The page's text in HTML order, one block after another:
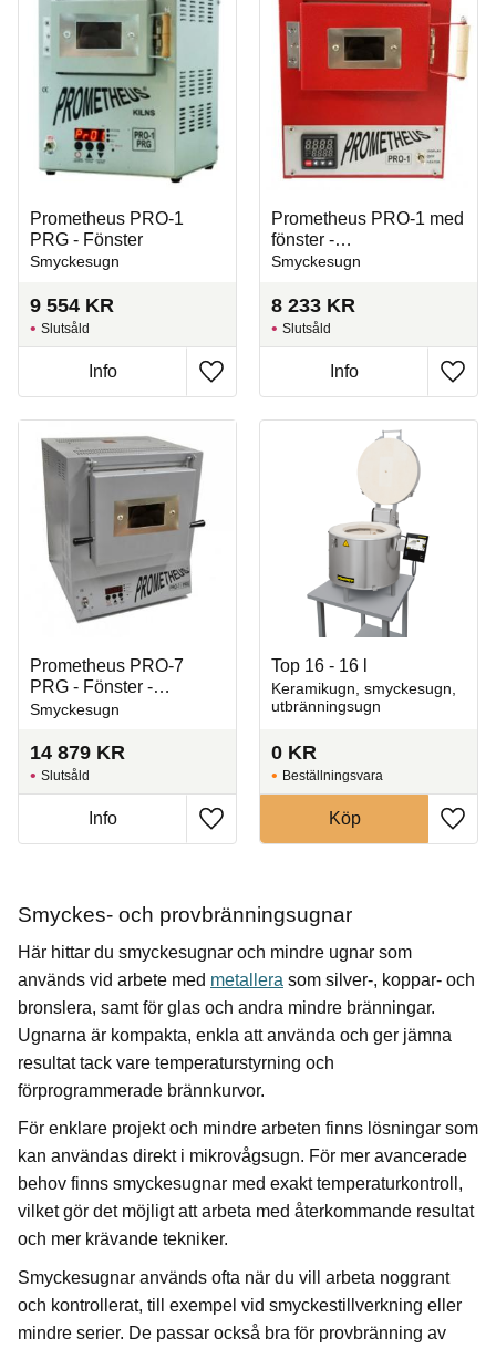
Prometheus PRO-1
PRG - Fönster
Smyckesugn
9 554 KR
Lägg till i favoriter
Slutsåld
Info
Prometheus PRO-1 med
fönster -
beställningsvara
Smyckesugn
8 233 KR
Lägg
Slutsåld
Info
Prometheus PRO-7
PRG - Fönster -
Beställningsvara
Smyckesugn
14 879 KR
Lägg till i favoriter
Slutsåld
Info
Top 16 - 16 l
Keramikugn, smyckesugn,
utbränningsugn
0 KR
Lägg
Beställningsvara
Köp
Smyckes- och provbränningsugnar
Här hittar du smyckesugnar och mindre ugnar som
används vid arbete med metallera som silver-, koppar- och
bronslera, samt för glas och andra mindre bränningar.
Ugnarna är kompakta, enkla att använda och ger jämna
resultat tack vare temperaturstyrning och
förprogrammerade brännkurvor.
För enklare projekt och mindre arbeten finns lösningar som
kan användas direkt i mikrovågsugn. För mer avancerade
behov finns smyckesugnar med exakt temperaturkontroll,
vilket gör det möjligt att arbeta med återkommande resultat
och mer krävande tekniker.
Smyckesugnar används ofta när du vill arbeta noggrant
och kontrollerat, till exempel vid smyckestillverkning eller
mindre serier. De passar också bra för provbränning av